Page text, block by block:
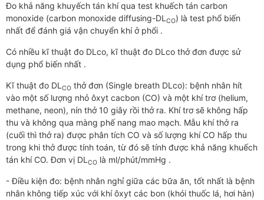
Đo khả năng khuyếch tán khí qua test khuếch tán carbon
monoxide (carbon monoxide diffusing-DL CO) là test phổ biến
nhất để đánh giá vận chuyển khí ở phổi .
Có nhiều kĩ thuật đo DLco, kĩ thuật đo DLco thở đơn được sử
dụng phổ biến nhất .
Kĩ thuật đo DL CO thở đơn (Single breath DLco): bệnh nhân hít
vào một số lượng nhỏ ôxyt cacbon (CO) và một khí trơ (helium,
methane, neon), nín thở 10 giây rồi thở ra. Khí trơ sẽ không hấp
thu và không qua màng phế nang mao mạch. Mẫu khí thở ra
(cuối thì thở ra) được phân tích CO và số lượng khí CO hấp thu
trong khi thở được tính toán, từ đó sẽ tính được khả năng khuếch
tán khí CO. Đơn vị DL CO là ml/phút/mmHg .
- Điều kiện đo: bệnh nhân nghỉ giữa các bữa ăn, tốt nhất là bệnh
nhân không tiếp xúc với khí ôxyt các bon (khói thuốc lá, hơi hàn)